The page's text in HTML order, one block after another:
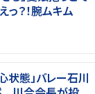
？！腕ムキム
状態」バレー石川